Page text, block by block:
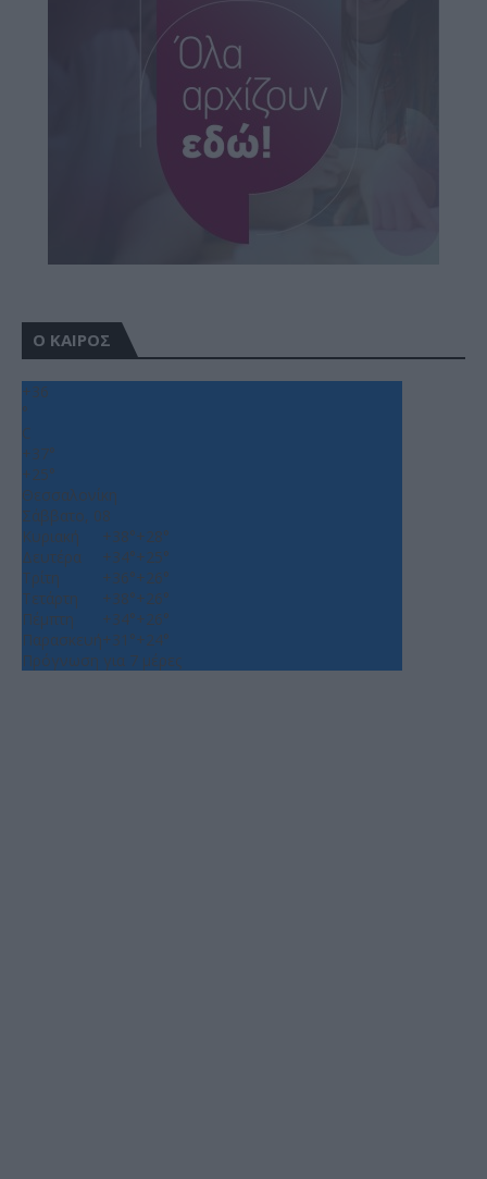
Ο ΚΑΙΡΟΣ
+36
°
C
+37°
+25°
Θεσσαλονίκη
Σάββατο, 08
Κυριακή
+38°+28°
Δευτέρα
+34°+25°
Τρίτη
+36°+26°
Τετάρτη
+38°+26°
Πέμπτη
+34°+26°
Παρασκευή+31°+24°
Πρόγνωση για 7 μέρες